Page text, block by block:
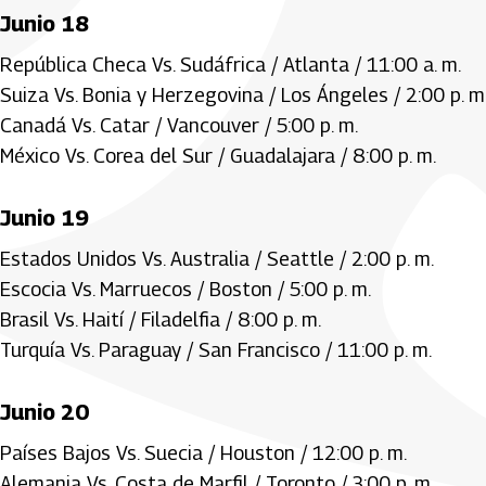
Junio 18
República Checa Vs. Sudáfrica / Atlanta / 11:00 a. m.
Suiza Vs. Bonia y Herzegovina / Los Ángeles / 2:00 p.
Canadá Vs. Catar / Vancouver / 5:00 p. m.
México Vs. Corea del Sur / Guadalajara / 8:00 p. m.
Junio 19
Estados Unidos Vs. Australia / Seattle / 2:00 p. m.
Escocia Vs. Marruecos / Boston / 5:00 p. m.
Brasil Vs. Haití / Filadelfia / 8:00 p. m.
Turquía Vs. Paraguay / San Francisco / 11:00 p. m.
Junio 20
Países Bajos Vs. Suecia / Houston / 12:00 p. m.